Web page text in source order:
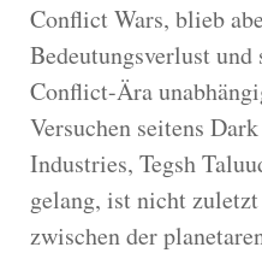
Conflict Wars, blieb
Bedeutungsverlust und
Conflict-Ära
Versuchen seitens
Industries, Tegsh
gelang, ist nicht
zwischen der